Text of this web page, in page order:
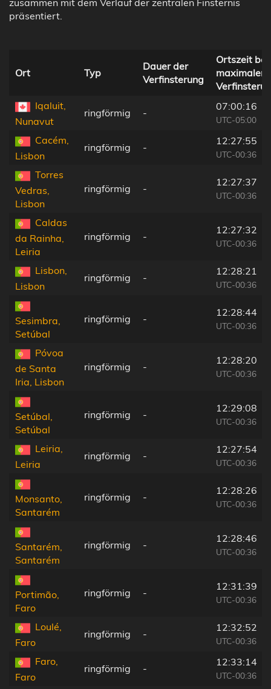
zusammen mit dem Verlauf der zentralen Finsternis
präsentiert.
Ort Typ
Dauer der
Verfinsterung
Ortszeit bei
maximaler
Iqaluit,
Nunavut
ringförmig -
07:00:16
UTC-05:00
Cacém,
Lisbon
ringförmig -
12:27:55
UTC-00:36
Torres
Vedras,
Lisbon
ringförmig -
12:27:37
UTC-00:36
Caldas
da Rainha,
Leiria
ringförmig -
12:27:32
UTC-00:36
Lisbon,
Lisbon
ringförmig -
12:28:21
UTC-00:36
Sesimbra,
Setúbal
ringförmig -
12:28:44
UTC-00:36
Póvoa
de Santa
Iria, Lisbon
ringförmig -
12:28:20
UTC-00:36
Setúbal,
Setúbal
ringförmig -
12:29:08
UTC-00:36
Leiria,
Leiria
ringförmig -
12:27:54
UTC-00:36
Monsanto,
Santarém
ringförmig -
12:28:26
UTC-00:36
Santarém,
Santarém
ringförmig -
12:28:46
UTC-00:36
Portimão,
Faro
ringförmig -
12:31:39
UTC-00:36
Loulé,
Faro
ringförmig -
12:32:52
UTC-00:36
Faro,
Faro
ringförmig -
12:33:14
UTC-00:36